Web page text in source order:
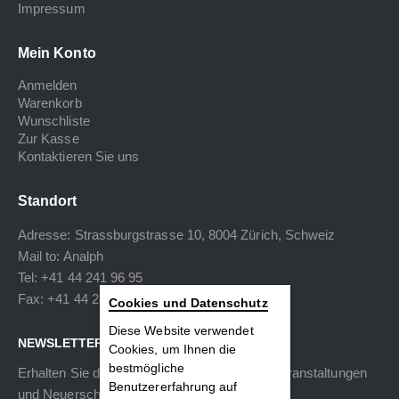
Impressum
Mein Konto
Anmelden
Warenkorb
Wunschliste
Zur Kasse
Kontaktieren Sie uns
Standort
Adresse: Strassburgstrasse 10, 8004 Zürich, Schweiz
Mail to: Analph
Tel: +41 44 241 96 95
Fax: +41 44 240 34 40
NEWSLETTER
Erhalten Sie die neuesten Informationen zu Veranstaltungen
und Neuerscheinungen.
Cookies und Datenschutz
Diese Website verwendet
Cookies, um Ihnen die
bestmögliche
Benutzererfahrung auf